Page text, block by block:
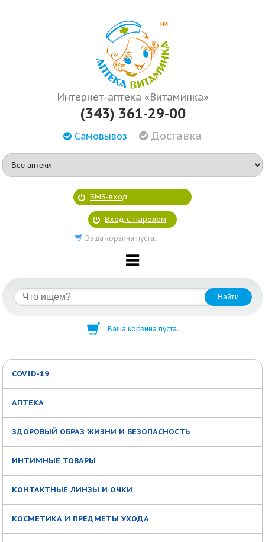
Интернет-аптека «Витаминка»
(343) 361-29-00
Самовывоз Доставка
SMS-вход
Вход с паролем
Ваша корзина пуста.
Ваша корзина пуста.
COVID-19
АПТЕКА
ЗДОРОВЫЙ ОБРАЗ ЖИЗНИ И БЕЗОПАСНОСТЬ
ИНТИМНЫЕ ТОВАРЫ
КОНТАКТНЫЕ ЛИНЗЫ И ОЧКИ
КОСМЕТИКА И ПРЕДМЕТЫ УХОДА